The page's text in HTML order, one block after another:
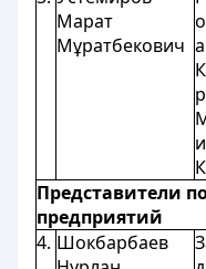
Марат
Мұратбекович
Представители
предприятий
4. Шокбарбаев